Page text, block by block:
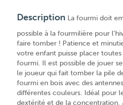
Description La fourmi doit
possible à la fourmilière pour
faire tomber ! Patience et
votre enfant puisse placer
fourmi. Il est possible de jouer
le joueur qui fait tomber la pile
fourmi en bois avec des
différentes couleurs. Idéal pour
dextérité et de la